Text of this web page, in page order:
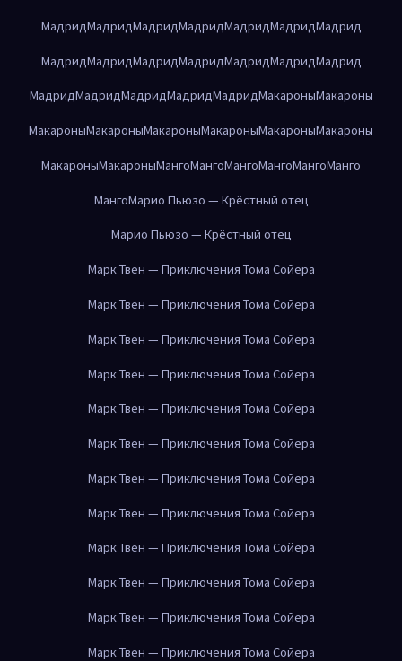
МадридМадридМадридМадридМадридМадридМадрид
МадридМадридМадридМадридМадридМадридМадрид
МадридМадридМадридМадридМадридМакароныМакароны
МакароныМакароныМакароныМакароныМакароныМакароны
МакароныМакароныМангоМангоМангоМангоМангоМанго
МангоМарио Пьюзо — Крёстный отец
Марио Пьюзо — Крёстный отец
Марк Твен — Приключения Тома Сойера
Марк Твен — Приключения Тома Сойера
Марк Твен — Приключения Тома Сойера
Марк Твен — Приключения Тома Сойера
Марк Твен — Приключения Тома Сойера
Марк Твен — Приключения Тома Сойера
Марк Твен — Приключения Тома Сойера
Марк Твен — Приключения Тома Сойера
Марк Твен — Приключения Тома Сойера
Марк Твен — Приключения Тома Сойера
Марк Твен — Приключения Тома Сойера
Марк Твен — Приключения Тома Сойера